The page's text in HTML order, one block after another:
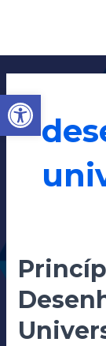
Abrir a barra de
Princípios
do
Desenho/
Universal